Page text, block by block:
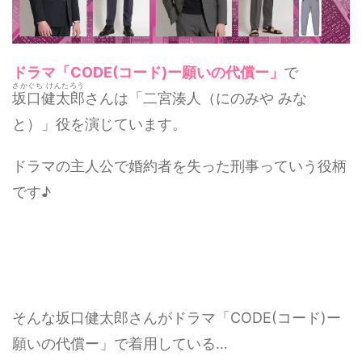
ドラマ「CODE(コード)ー願いの代償ー」 で
坂口健太郎
さかぐち けんたろう
さんは「二宮湊人（にのみや みな
と）」役を演じています。
ドラマの主人公で婚約者を失った刑事っていう役柄
です♪
そんな坂口健太郎さんがドラマ「CODE(コード)ー
願いの代償ー」で着用している…